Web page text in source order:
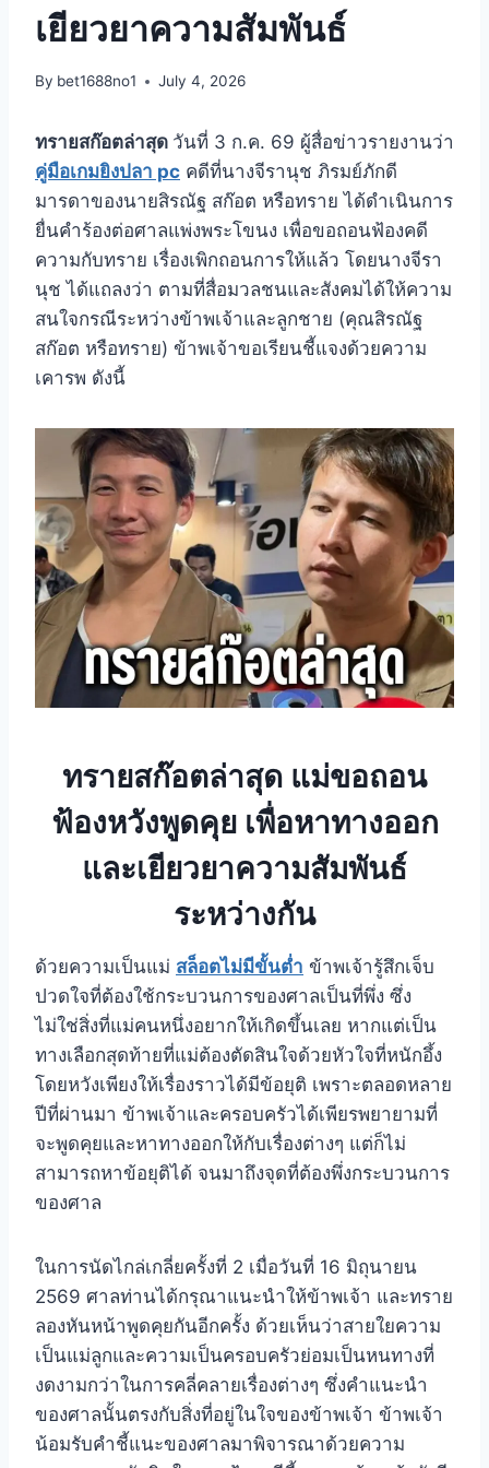
เยียวยาความสัมพันธ์
By bet1688no1 July 4, 2026
ทรายสก๊อตล่าสุด วันที่ 3 ก.ค. 69 ผู้สื่อข่าวรายงานว่า
คู่มือเกมยิงปลา pc คดีที่นางจีรานุช ภิรมย์ภักดี
มารดาของนายสิรณัฐ สก๊อต หรือทราย ได้ดำเนินการ
ยื่นคำร้องต่อศาลแพ่งพระโขนง เพื่อขอถอนฟ้องคดี
ความกับทราย เรื่องเพิกถอนการให้แล้ว โดยนางจีรา
นุช ได้แถลงว่า ตามที่สื่อมวลชนและสังคมได้ให้ความ
สนใจกรณีระหว่างข้าพเจ้าและลูกชาย (คุณสิรณัฐ
สก๊อต หรือทราย) ข้าพเจ้าขอเรียนชี้แจงด้วยความ
เคารพ ดังนี้
ทรายสก๊อตล่าสุด แม่ขอถอน
ฟ้องหวังพูดคุย เพื่อหาทางออก
และเยียวยาความสัมพันธ์
ระหว่างกัน
ด้วยความเป็นแม่ สล็อตไม่มีขั้นต่ำ ข้าพเจ้ารู้สึกเจ็บ
ปวดใจที่ต้องใช้กระบวนการของศาลเป็นที่พึ่ง ซึ่ง
ไม่ใช่สิ่งที่แม่คนหนึ่งอยากให้เกิดขึ้นเลย หากแต่เป็น
ทางเลือกสุดท้ายที่แม่ต้องตัดสินใจด้วยหัวใจที่หนักอึ้ง
โดยหวังเพียงให้เรื่องราวได้มีข้อยุติ เพราะตลอดหลาย
ปีที่ผ่านมา ข้าพเจ้าและครอบครัวได้เพียรพยายามที่
จะพูดคุยและหาทางออกให้กับเรื่องต่างๆ แต่ก็ไม่
สามารถหาข้อยุติได้ จนมาถึงจุดที่ต้องพึ่งกระบวนการ
ของศาล
ในการนัดไกล่เกลี่ยครั้งที่ 2 เมื่อวันที่ 16 มิถุนายน
2569 ศาลท่านได้กรุณาแนะนำให้ข้าพเจ้า และทราย
ลองหันหน้าพูดคุยกันอีกครั้ง ด้วยเห็นว่าสายใยความ
เป็นแม่ลูกและความเป็นครอบครัวย่อมเป็นหนทางที่
งดงามกว่าในการคลี่คลายเรื่องต่างๆ ซึ่งคำแนะนำ
ของศาลนั้นตรงกับสิ่งที่อยู่ในใจของข้าพเจ้า ข้าพเจ้า
น้อมรับคำชี้แนะของศาลมาพิจารณาด้วยความ